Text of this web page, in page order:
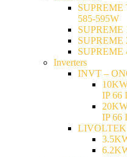
SUPREME
585-595W
SUPREME
SUPREME
SUPREME
Inverters
INVT –
IP 66
IP 66
LIVOLTEK